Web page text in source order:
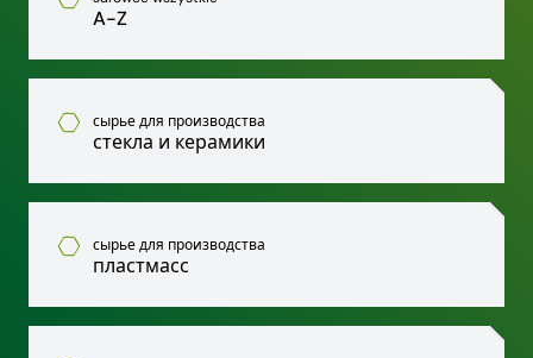
A-Z
сырье для производства
стекла и керамики
сырье для производства
пластмасс